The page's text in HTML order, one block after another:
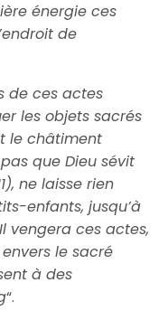
énergie ces
de
de ces actes
les objets sacrés
le châtiment
que Dieu sévit
ne laisse rien
enfants, jusqu’à
vengera ces actes,
le sacré
à des
“.